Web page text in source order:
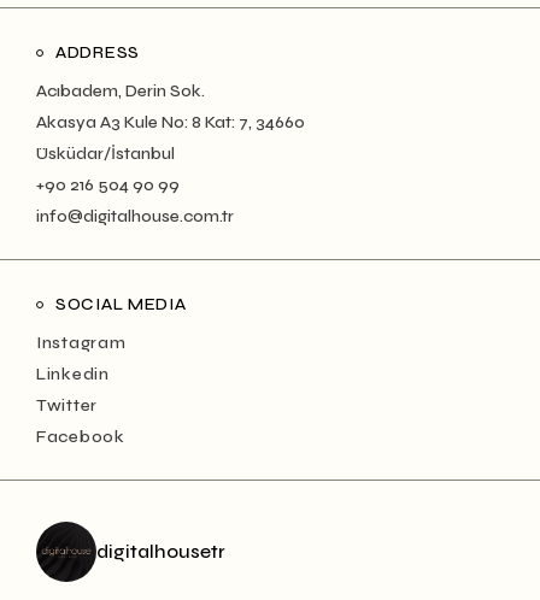
ADDRESS
Acıbadem, Derin Sok.
Akasya A3 Kule No: 8 Kat: 7, 34660
Üsküdar/İstanbul
+90 216 504 90 99
info@digitalhouse.com.tr
SOCIAL MEDIA
Instagram
Linkedin
Twitter
Facebook
digitalhousetr